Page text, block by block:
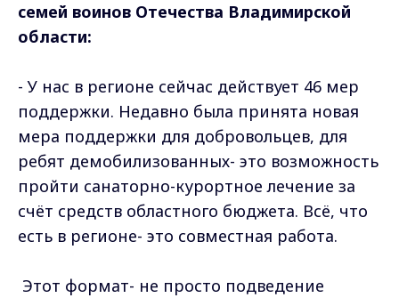
семей воинов Отечества Владимирской
области:
- У нас в регионе сейчас действует 46 мер
поддержки. Недавно была принята новая
мера поддержки для добровольцев, для
ребят демобилизованных- это возможность
пройти санаторно-курортное лечение за
счёт средств областного бюджета. Всё, что
есть в регионе- это совместная работа.
Этот формат- не просто подведение